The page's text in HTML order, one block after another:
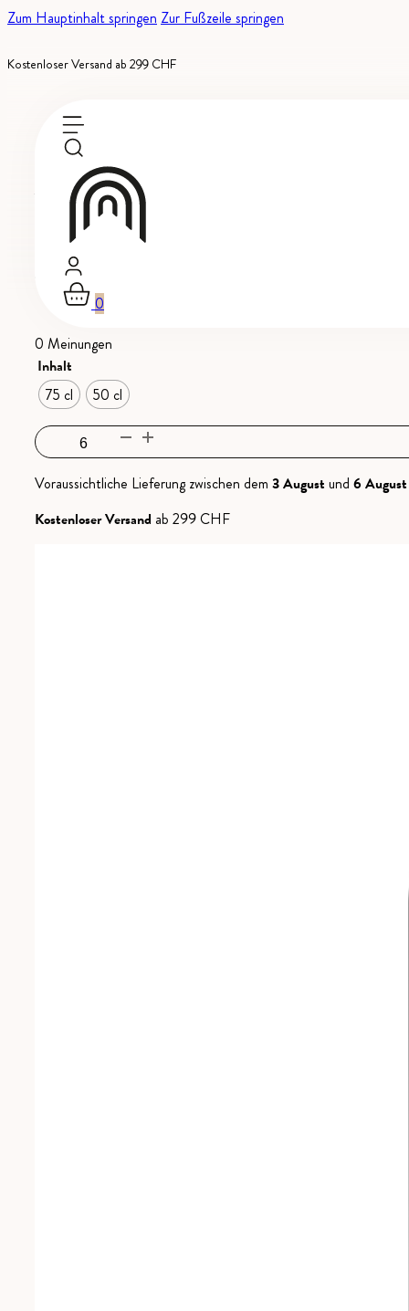
Zum Hauptinhalt springen Zur Fußzeile springen
Kostenloser Versand ab 299 CHF
0
Auf Bestellung erhältlich
Tradition, Medaillenweine
AOC Wallis
Humagne Rouge
0 Meinungen
Inhalt
75 cl
50 cl
Humagne
Rouge
Menge
Voraussichtliche Lieferung zwischen dem 3 August und 6 August
Kostenloser Versand ab 299 CHF